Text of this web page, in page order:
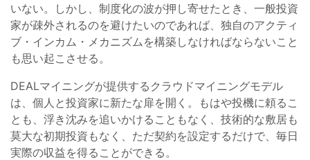
いない。しかし、制度化の波が押し寄せたとき、一般投資
家が疎外されるのを避けたいのであれば、独自のアクティ
ブ・インカム・メカニズムを構築しなければならないこと
も思い起こさせる。
DEALマイニングが提供するクラウドマイニングモデル
は、個人と投資家に新たな扉を開く。もはや投機に頼るこ
とも、浮き沈みを追いかけることもなく、技術的な敷居も
莫大な初期投資もなく、ただ契約を設定するだけで、毎日
実際の収益を得ることができる。